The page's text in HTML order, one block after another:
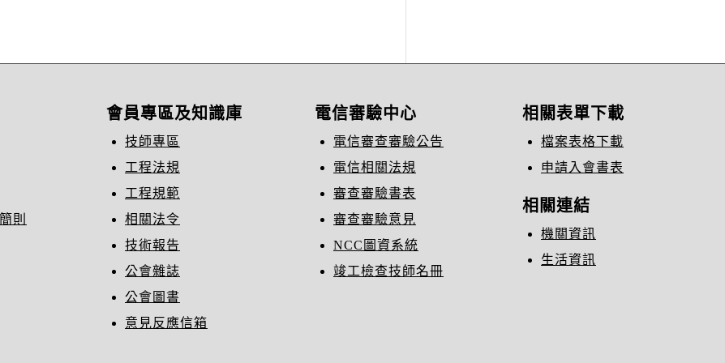
則
會員專區及知識庫
技師專區
工程法規
工程規範
相關法令
技術報告
公會雜誌
公會圖書
意見反應信箱
電信審驗中心
電信審查審驗公告
電信相關法規
審查審驗書表
審查審驗意見
NCC圖資系統
竣工檢查技師名冊
相關表單下載
檔案表格下載
申請入會書表
相關連結
機關資訊
生活資訊